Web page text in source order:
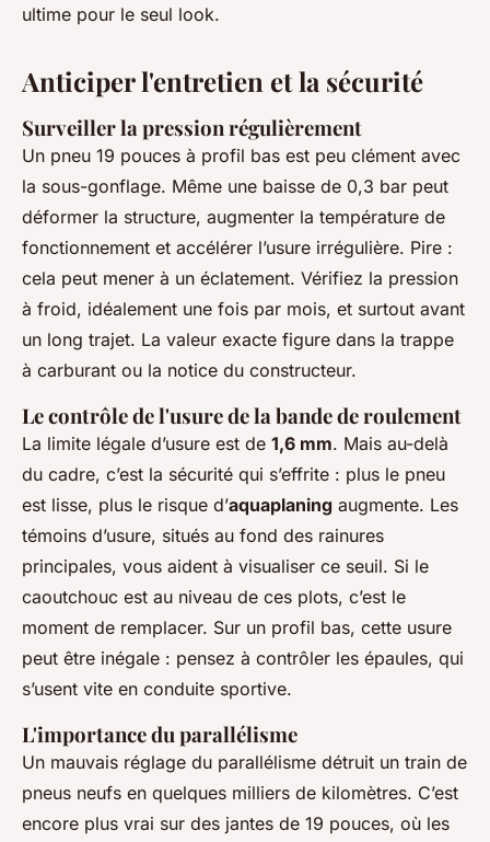
ultime pour le seul look.
Anticiper l'entretien et la sécurité
Surveiller la pression régulièrement
Un pneu 19 pouces à profil bas est peu clément avec
la sous-gonflage. Même une baisse de 0,3 bar peut
déformer la structure, augmenter la température de
fonctionnement et accélérer l’usure irrégulière. Pire :
cela peut mener à un éclatement. Vérifiez la pression
à froid, idéalement une fois par mois, et surtout avant
un long trajet. La valeur exacte figure dans la trappe
à carburant ou la notice du constructeur.
Le contrôle de l'usure de la bande de roulement
La limite légale d’usure est de 1,6 mm. Mais au-delà
du cadre, c’est la sécurité qui s’effrite : plus le pneu
est lisse, plus le risque d’aquaplaning augmente. Les
témoins d’usure, situés au fond des rainures
principales, vous aident à visualiser ce seuil. Si le
caoutchouc est au niveau de ces plots, c’est le
moment de remplacer. Sur un profil bas, cette usure
peut être inégale : pensez à contrôler les épaules, qui
s’usent vite en conduite sportive.
L'importance du parallélisme
Un mauvais réglage du parallélisme détruit un train de
pneus neufs en quelques milliers de kilomètres. C’est
encore plus vrai sur des jantes de 19 pouces, où les